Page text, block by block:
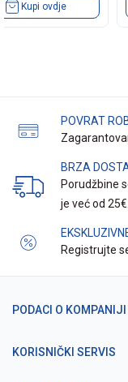
Kupi ovdje
POVRAT
BRZA
Porudžbine
je već od 25€.
Registrujte
PODACI O KOMPANIJI
KORISNIČKI SERVIS